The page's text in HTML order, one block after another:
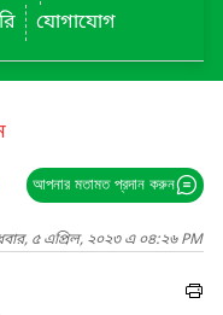
যোগাযোগ
আপনার মতামত প্রদান করুন
৫ এপ্রিল, ২০২৩ এ ০৪:২৬ PM